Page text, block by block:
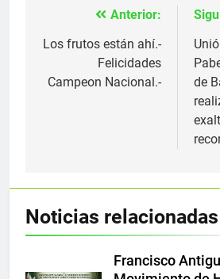
Navegación
de
entradas
Anterior:
Los frutos están ahí.-
Felicidades
Campeon Nacional.-
de
Noticias relacionadas
Francisco